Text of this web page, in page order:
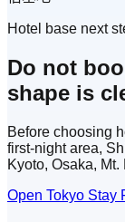
Hotel base next
Do not
shape is
Before choosing
first-night area,
Kyoto, Osaka,
Open Tokyo Stay